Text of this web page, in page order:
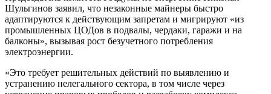
Шульгинов заявил, что незаконные майнеры быстро
адаптируются к действующим запретам и мигрируют «из
промышленных ЦОДов в подвалы, чердаки, гаражи и на
балконы», вызывая рост безучетного потребления
электроэнергии.
«Это требует решительных действий по выявлению и
устранению нелегального сектора, в том числе через